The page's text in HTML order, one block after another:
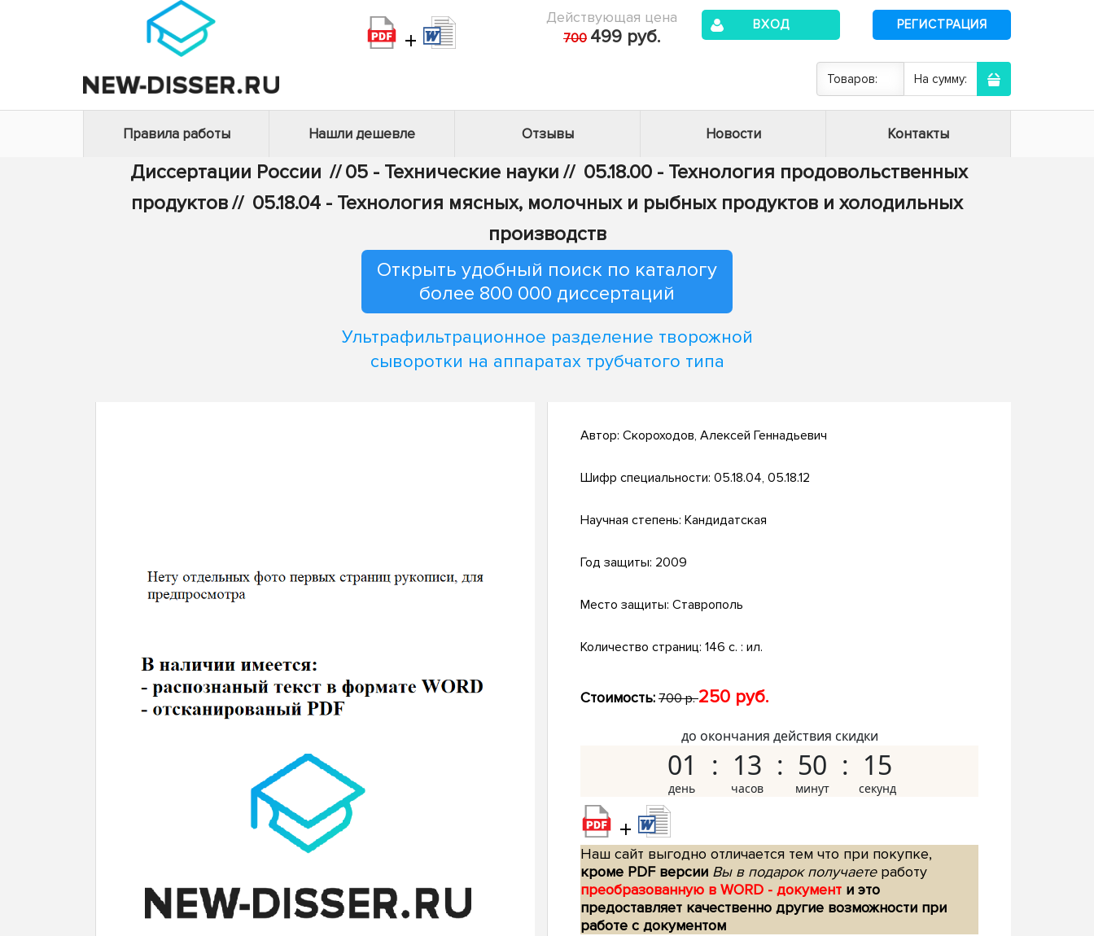
+
Действующая цена
700 499 руб.
ВХОД РЕГИСТРАЦИЯ
Товаров: На сумму:
Правила работы Нашли дешевле Отзывы Новости Контакты
Диссертации России // 05 - Технические науки // 05.18.00 - Технология продовольственных
продуктов// 05.18.04 - Технология мясных, молочных и рыбных продуктов и холодильных
производств
Открыть удобный поиск по каталогу
более 800 000 диссертаций
Ультрафильтрационное разделение творожной
сыворотки на аппаратах трубчатого типа
Автор: Скороходов, Алексей Геннадьевич
Шифр специальности: 05.18.04, 05.18.12
Научная степень: Кандидатская
Год защиты: 2009
Место защиты: Ставрополь
Количество страниц: 146 с. : ил.
Стоимость: 700 р.250 руб.
до окончания действия скидки
01 13 50 14
+
Наш сайт выгодно отличается тем что при покупке,
кроме PDF версии Вы в подарок получаетеработу
преобразованную в WORD - документ и это
предоставляет качественно другие возможности при
работе с документом